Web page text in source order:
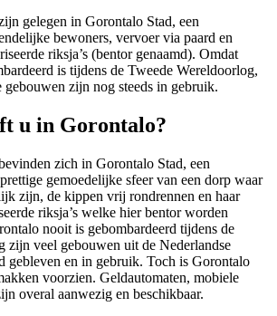
gelegen in Gorontalo Stad, een
bewoners, vervoer via paard en
riksja’s (bentor genaamd). Omdat
is tijdens de Tweede Wereldoorlog,
gebouwen zijn nog steeds in gebruik.
u in Gorontalo?
zich in Gorontalo Stad, een
gemoedelijke sfeer van een dorp waar
zijn, de kippen vrij rondrennen en haar
riksja’s welke hier bentor worden
nooit is gebombardeerd tijdens de
zijn veel gebouwen uit de Nederlandse
gebleven en in gebruik. Toch is Gorontalo
voorzien. Geldautomaten, mobiele
overal aanwezig en beschikbaar.